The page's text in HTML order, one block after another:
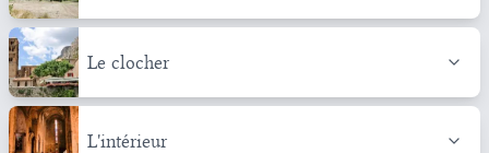
Le clocher
L'intérieur